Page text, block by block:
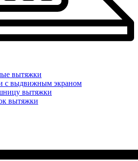
вытяжки
с выдвижным экраном
вытяжки
вытяжки